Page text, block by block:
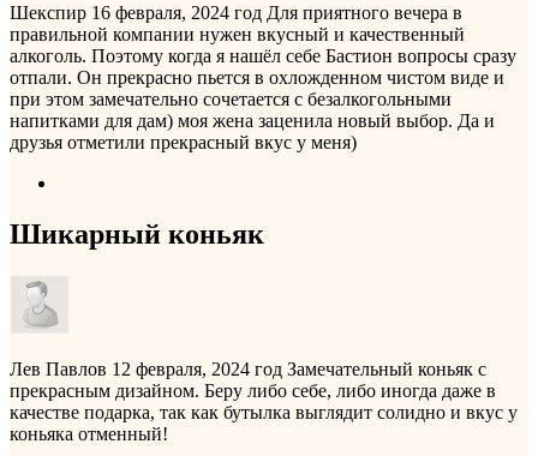
Шекспир 16 февраля, 2024 год Для приятного вечера в
правильной компании нужен вкусный и качественный
алкоголь. Поэтому когда я нашёл себе Бастион вопросы сразу
отпали. Он прекрасно пьется в охложденном чистом виде и
при этом замечательно сочетается с безалкогольными
напитками для дам) моя жена заценила новый выбор. Да и
друзья отметили прекрасный вкус у меня)
Шикарный коньяк
Лев Павлов 12 февраля, 2024 год Замечательный коньяк с
прекрасным дизайном. Беру либо себе, либо иногда даже в
качестве подарка, так как бутылка выглядит солидно и вкус у
коньяка отменный!